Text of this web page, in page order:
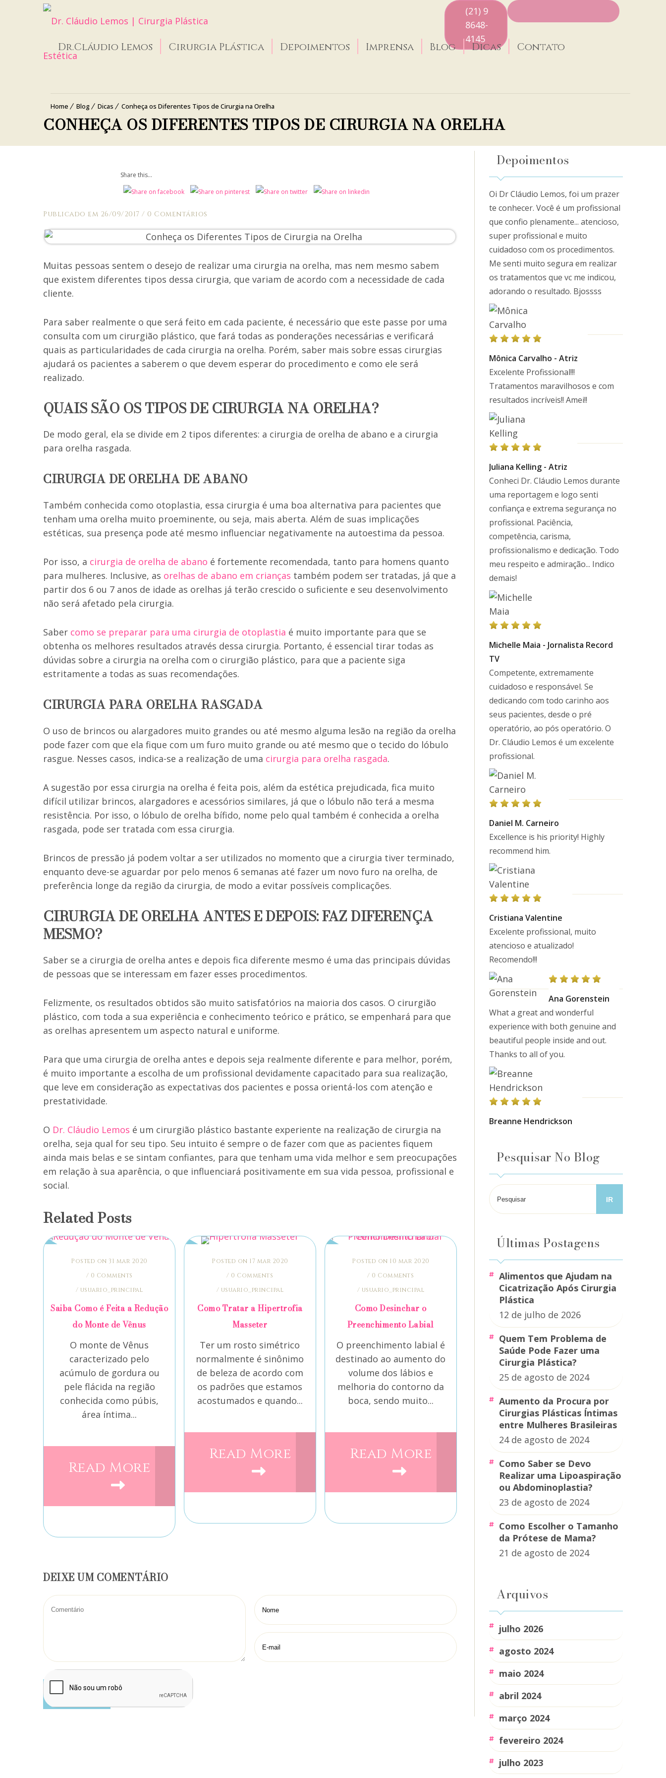
(21) 9
8648-
4145
Dr.Cláudio Lemos Cirurgia Plástica Depoimentos Imprensa Blog Dicas Contato
Home Blog Dicas Conheça os Diferentes Tipos de Cirurgia na Orelha
CONHEÇA OS DIFERENTES TIPOS DE CIRURGIA NA ORELHA
Share this...
Publicado em 26/09/2017 / 0 Comentários
Muitas pessoas sentem o desejo de realizar uma cirurgia na orelha, mas nem mesmo sabem
que existem diferentes tipos dessa cirurgia, que variam de acordo com a necessidade de cada
cliente.
Para saber realmente o que será feito em cada paciente, é necessário que este passe por uma
consulta com um cirurgião plástico, que fará todas as ponderações necessárias e verificará
quais as particularidades de cada cirurgia na orelha. Porém, saber mais sobre essas cirurgias
ajudará os pacientes a saberem o que devem esperar do procedimento e como ele será
realizado.
QUAIS SÃO OS TIPOS DE CIRURGIA NA ORELHA?
De modo geral, ela se divide em 2 tipos diferentes: a cirurgia de orelha de abano e a cirurgia
para orelha rasgada.
CIRURGIA DE ORELHA DE ABANO
Também conhecida como otoplastia, essa cirurgia é uma boa alternativa para pacientes que
tenham uma orelha muito proeminente, ou seja, mais aberta. Além de suas implicações
estéticas, sua presença pode até mesmo influenciar negativamente na autoestima da pessoa.
Por isso, a cirurgia de orelha de abano é fortemente recomendada, tanto para homens quanto
para mulheres. Inclusive, as orelhas de abano em crianças também podem ser tratadas, já que a
partir dos 6 ou 7 anos de idade as orelhas já terão crescido o suficiente e seu desenvolvimento
não será afetado pela cirurgia.
Saber como se preparar para uma cirurgia de otoplastia é muito importante para que se
obtenha os melhores resultados através dessa cirurgia. Portanto, é essencial tirar todas as
dúvidas sobre a cirurgia na orelha com o cirurgião plástico, para que a paciente siga
estritamente a todas as suas recomendações.
CIRURGIA PARA ORELHA RASGADA
O uso de brincos ou alargadores muito grandes ou até mesmo alguma lesão na região da orelha
pode fazer com que ela fique com um furo muito grande ou até mesmo que o tecido do lóbulo
rasgue. Nesses casos, indica-se a realização de uma cirurgia para orelha rasgada.
A sugestão por essa cirurgia na orelha é feita pois, além da estética prejudicada, fica muito
difícil utilizar brincos, alargadores e acessórios similares, já que o lóbulo não terá a mesma
resistência. Por isso, o lóbulo de orelha bífido, nome pelo qual também é conhecida a orelha
rasgada, pode ser tratada com essa cirurgia.
Brincos de pressão já podem voltar a ser utilizados no momento que a cirurgia tiver terminado,
enquanto deve-se aguardar por pelo menos 6 semanas até fazer um novo furo na orelha, de
preferência longe da região da cirurgia, de modo a evitar possíveis complicações.
CIRURGIA DE ORELHA ANTES E DEPOIS: FAZ DIFERENÇA
MESMO?
Saber se a cirurgia de orelha antes e depois fica diferente mesmo é uma das principais dúvidas
de pessoas que se interessam em fazer esses procedimentos.
Felizmente, os resultados obtidos são muito satisfatórios na maioria dos casos. O cirurgião
plástico, com toda a sua experiência e conhecimento teórico e prático, se empenhará para que
as orelhas apresentem um aspecto natural e uniforme.
Para que uma cirurgia de orelha antes e depois seja realmente diferente e para melhor, porém,
é muito importante a escolha de um profissional devidamente capacitado para sua realização,
que leve em consideração as expectativas dos pacientes e possa orientá-los com atenção e
prestatividade.
O Dr. Cláudio Lemos é um cirurgião plástico bastante experiente na realização de cirurgia na
orelha, seja qual for seu tipo. Seu intuito é sempre o de fazer com que as pacientes fiquem
ainda mais belas e se sintam confiantes, para que tenham uma vida melhor e sem preocupações
em relação à sua aparência, o que influenciará positivamente em sua vida pessoa, profissional e
social.
Related Posts
Posted on 31 mar 2020
/ 0 Comments
/ usuario_principal
Saiba Como é Feita a Redução
do Monte de Vênus
O monte de Vênus
caracterizado pelo
acúmulo de gordura ou
pele flácida na região
conhecida como púbis,
área íntima...
Read More
Posted on 17 mar 2020
/ 0 Comments
/ usuario_principal
Como Tratar a Hipertrofia
Masseter
Ter um rosto simétrico
normalmente é sinônimo
de beleza de acordo com
os padrões que estamos
acostumados e quando...
Read More
Posted on 10 mar 2020
/ 0 Comments
/ usuario_principal
Como Desinchar o
Preenchimento Labial
O preenchimento labial é
destinado ao aumento do
volume dos lábios e
melhoria do contorno da
boca, sendo muito...
Read More
DEIXE UM COMENTÁRIO
Depoimentos
Oi Dr Cláudio Lemos, foi um prazer
te conhecer. Você é um profissional
que confio plenamente... atencioso,
super profissional e muito
cuidadoso com os procedimentos.
Me senti muito segura em realizar
os tratamentos que vc me indicou,
adorando o resultado. Bjossss
Mônica Carvalho - Atriz
Excelente Profissional!!!
Tratamentos maravilhosos e com
resultados incríveis!! Amei!!
Juliana Kelling - Atriz
Conheci Dr. Cláudio Lemos durante
uma reportagem e logo senti
confiança e extrema segurança no
profissional. Paciência,
competência, carisma,
profissionalismo e dedicação. Todo
meu respeito e admiração... Indico
demais!
Michelle Maia - Jornalista Record
TV
Competente, extremamente
cuidadoso e responsável. Se
dedicando com todo carinho aos
seus pacientes, desde o pré
operatório, ao pós operatório. O
Dr. Cláudio Lemos é um excelente
profissional.
Daniel M. Carneiro
Excellence is his priority! Highly
recommend him.
Cristiana Valentine
Excelente profissional, muito
atencioso e atualizado!
Recomendo!!!
Ana Gorenstein
What a great and wonderful
experience with both genuine and
beautiful people inside and out.
Thanks to all of you.
Breanne Hendrickson
Pesquisar No Blog
Últimas Postagens
Alimentos que Ajudam na
Cicatrização Após Cirurgia
Plástica
12 de julho de 2026
Quem Tem Problema de
Saúde Pode Fazer uma
Cirurgia Plástica?
25 de agosto de 2024
Aumento da Procura por
Cirurgias Plásticas Íntimas
entre Mulheres Brasileiras
24 de agosto de 2024
Como Saber se Devo
Realizar uma Lipoaspiração
ou Abdominoplastia?
23 de agosto de 2024
Como Escolher o Tamanho
da Prótese de Mama?
21 de agosto de 2024
Arquivos
julho 2026
agosto 2024
maio 2024
abril 2024
março 2024
fevereiro 2024
julho 2023